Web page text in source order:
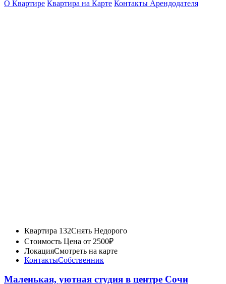
О Квартире Квартира на Карте Контакты Арендодателя
Квартира 132Снять Недорого
Стоимость Цена от 2500₽
ЛокацияСмотреть на карте
КонтактыСобственник
Маленькая, уютная студия в центре Сочи